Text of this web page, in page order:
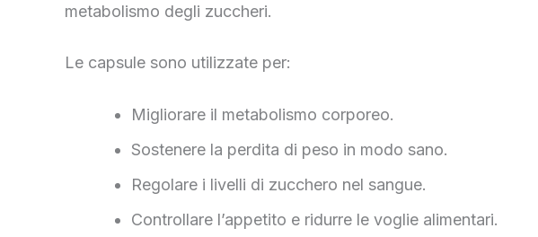
metabolismo degli zuccheri.
Le capsule sono utilizzate per:
Migliorare il metabolismo corporeo.
Sostenere la perdita di peso in modo sano.
Regolare i livelli di zucchero nel sangue.
Controllare l’appetito e ridurre le voglie alimentari.